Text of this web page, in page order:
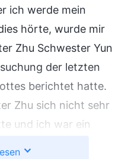
ich werde mein
hörte, wurde mir
Zhu Schwester Yun
der letzten
berichtet hatte.
Zhu sich nicht sehr
und ich war ein